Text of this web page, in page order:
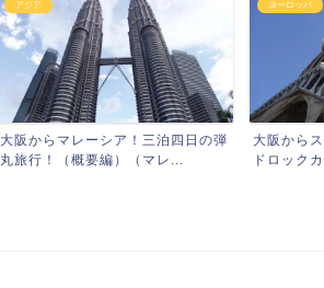
アジア
大阪からマレーシア！三泊四日の弾
丸旅行！（概要編）（マレ...
ヨーロッパ
大阪から
ドロック